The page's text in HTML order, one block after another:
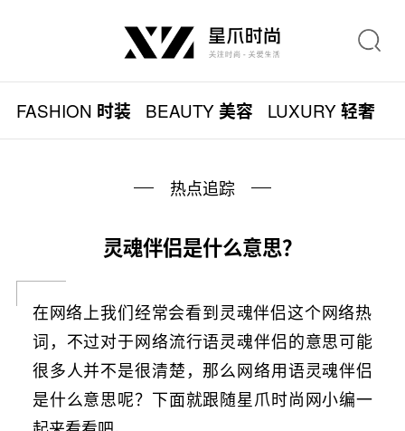
FASHION 时装 BEAUTY美容 LUXURY轻奢
热点追踪
灵魂伴侣是什么意思？
在网络上我们经常会看到灵魂伴侣这个网络热
词，不过对于网络流行语灵魂伴侣的意思可能
很多人并不是很清楚，那么网络用语灵魂伴侣
是什么意思呢？下面就跟随星爪时尚网小编一